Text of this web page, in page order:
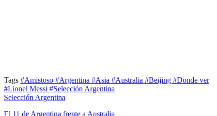
Tags #Amistoso #Argentina #Asia #Australia #Beijing #Donde ver
#Lionel Messi #Selección Argentina
Selección Argentina
El 11 de Argentina frente a Australia